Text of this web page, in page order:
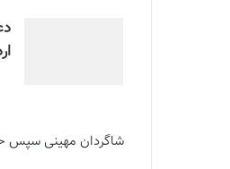
شاگردان مهینی سپس